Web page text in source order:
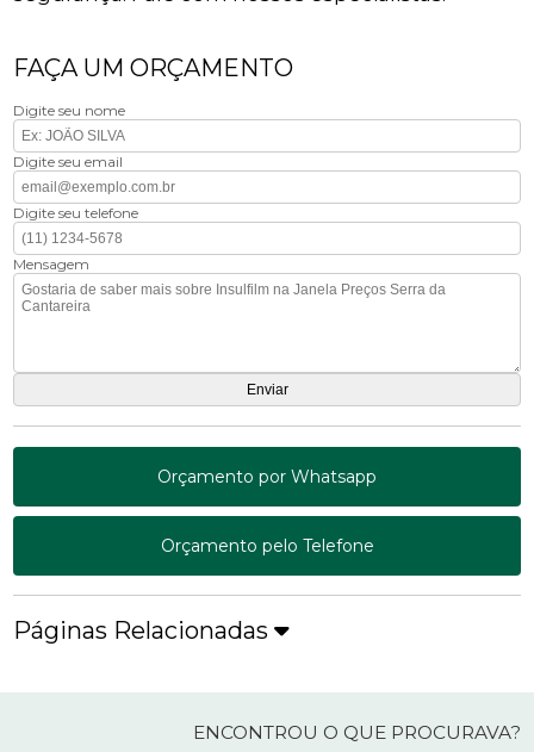
FAÇA UM ORÇAMENTO
Digite seu nome
Digite seu email
Digite seu telefone
Mensagem
Orçamento por Whatsapp
Orçamento pelo Telefone
Páginas Relacionadas
ENCONTROU O QUE PROCURAVA?